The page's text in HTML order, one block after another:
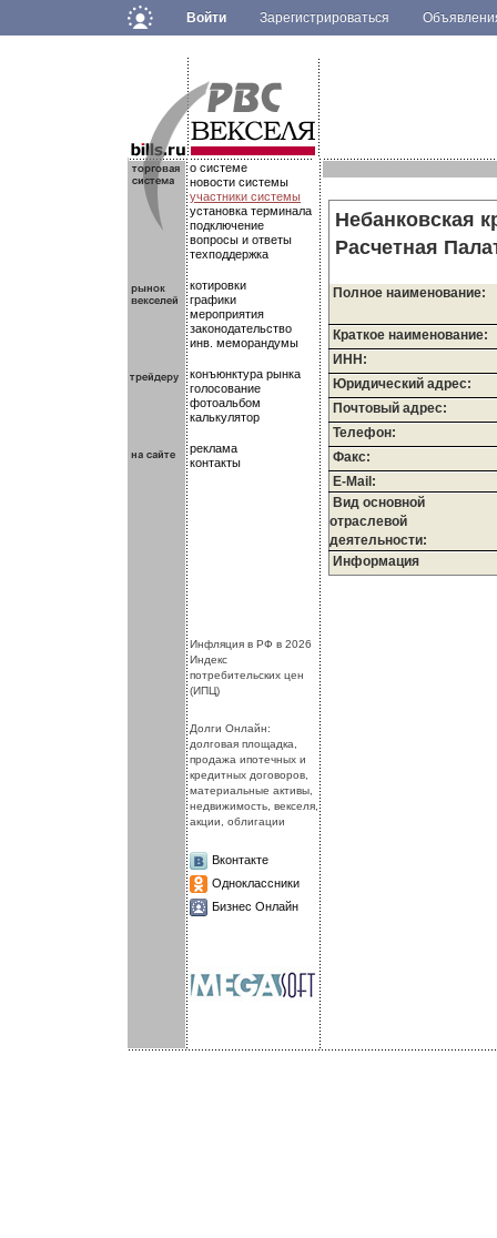
Войти Зарегистрироваться
.
.о системе
новости системы
участники системы
установка терминала
подключение
вопросы и ответы
техподдержка
котировки
графики
мероприятия
законодательство
инв. меморандумы
конъюнктура рынка
голосование
фотоальбом
калькулятор
реклама
контакты
.
Небанковская
Расчетная
Полное наименование:
Краткое наименование:
ИНН:
Юридический адрес:
Почтовый адрес:
Телефон:
Факс:
E-Mail:
Вид основной
отраслевой
деятельности:
Информация
.Инфляция в РФ в 2026
Индекс
потребительских цен
(ИПЦ)
Долги Онлайн:
долговая площадка,
продажа ипотечных и
кредитных договоров,
материальные активы,
недвижимость, векселя,
акции, облигации
Вконтакте
Одноклассники
Бизнес Онлайн
.